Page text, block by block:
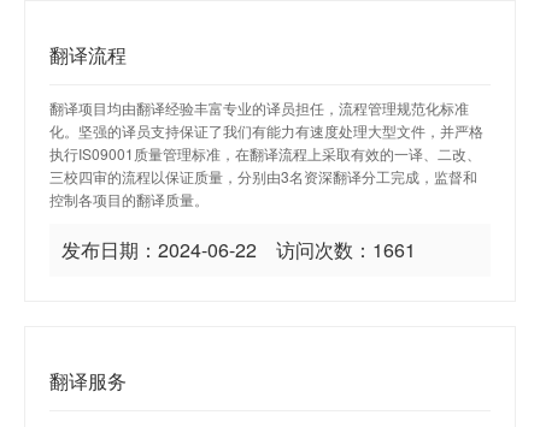
翻译流程
翻译项目均由翻译经验丰富专业的译员担任，流程管理规范化标准
化。坚强的译员支持保证了我们有能力有速度处理大型文件，并严格
执行IS09001质量管理标准，在翻译流程上采取有效的一译、二改、
三校四审的流程以保证质量，分别由3名资深翻译分工完成，监督和
控制各项目的翻译质量。
发布日期：2024-06-22 访问次数：1661
翻译服务